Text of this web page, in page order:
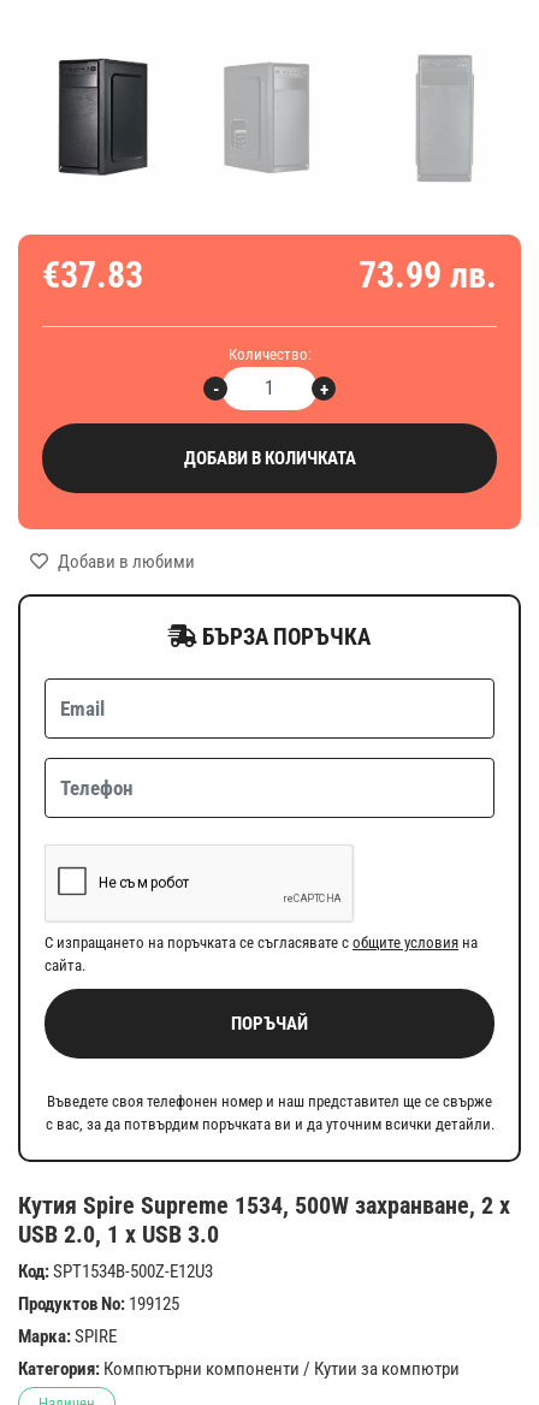
Кутия Spire Supreme 1534, 500W захранване, 2 x
USB 2.0, 1 x USB 3.0
Код:SPT1534B-500Z-E12U3
Продуктов No: 199125
Марка:SPIRE
Категория: Компютърни компоненти / Кутии за компютри
€37.83 73.99 лв.
Количество:
+
-
ДОБАВИ В КОЛИЧКАТА
Добави в любими
БЪРЗА ПОРЪЧКА
С изпращането на поръчката се съгласявате с общите условия на
сайта.
ПОРЪЧАЙ
Въведете своя телефонен номер и наш представител ще се свърже
с вас, за да потвърдим поръчката ви и да уточним всички детайли.